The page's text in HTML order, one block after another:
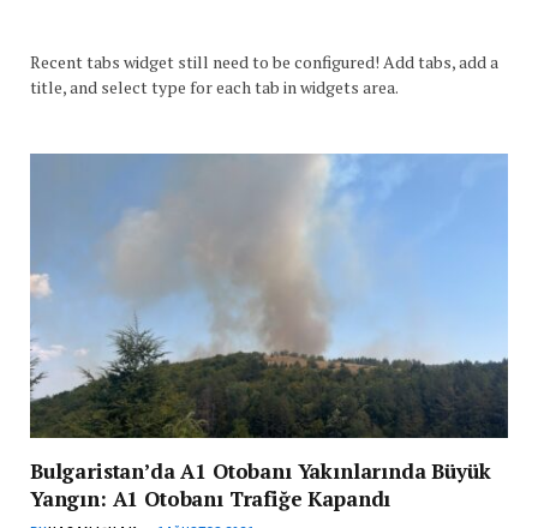
Recent tabs widget still need to be configured! Add tabs, add a
title, and select type for each tab in widgets area.
Bulgaristan’da A1 Otobanı Yakınlarında Büyük
Yangın: A1 Otobanı Trafiğe Kapandı